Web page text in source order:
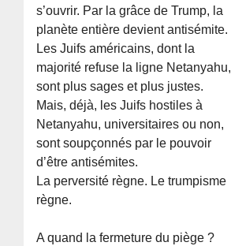
s’ouvrir. Par la grâce de Trump, la
planète entière devient antisémite.
Les Juifs américains, dont la
majorité refuse la ligne Netanyahu,
sont plus sages et plus justes.
Mais, déjà, les Juifs hostiles à
Netanyahu, universitaires ou non,
sont soupçonnés par le pouvoir
d’être antisémites.
La perversité règne. Le trumpisme
règne.
A quand la fermeture du piège ?